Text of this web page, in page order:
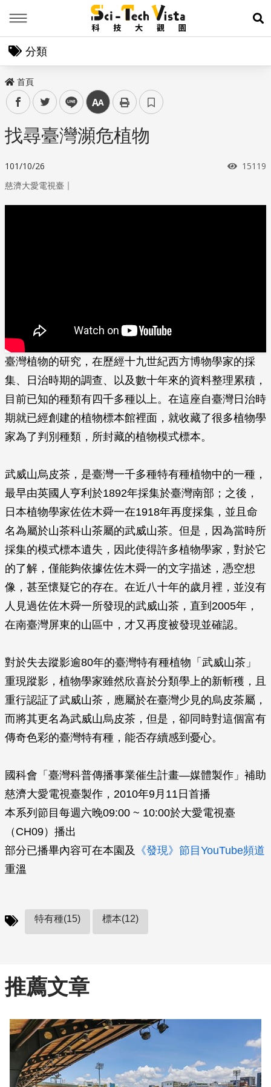
展
分類
首頁
facebooktwitter line 中
找尋臺灣瀕危植物
101/10/26 瀏覽次
15119
慈濟大愛電視臺 ｜
臺灣植物的研究，在歷經十九世紀西方博物學家的採
集、日治時期的調查、以及數十年來的資料整理累積，
目前已知的種類有四千多種以上。在這座自臺灣日治時
期就已經創建的植物­標本館裡面，就收藏了很多植物學
家為了判別種類，所封藏的植物模式標本。
武威山烏皮茶，是臺灣一千多種特有種植物中的一種，
最早由英國人亨利於1892年採集於臺灣南部；之後，
日本植物學家佐佐木舜一在1918年再度採集，並且命
名為屬於山­茶科山茶屬的武威山茶。但是，因為當時所
採集的模式標本遺失，因此使得許多植物學家，對於它
的了解，僅能夠依據佐佐木舜一的文字描述，憑空想
像，甚至懷疑它的存在。在近八­十年的歲月裡，並沒有
人見過佐佐木舜一所發現的武威山茶，直到2005年，
在南臺灣屏東的山區中，才又再度被發現並確認。
對於失去蹤影逾80年的臺灣特有種植物「武威山茶」
重現蹤影，植物學家雖然欣喜於分類學上的新斬穫，且
重行認証了武威山茶，應屬於在臺灣少見的烏皮茶屬，
而將其更名為武威­山烏皮茶，但是，卻同時對這個富有
傳奇色彩的臺灣特有種，能否存續感到憂心。
國科會「臺灣科普傳播事業催生計畫—媒體製作」補助
慈濟大愛電視臺製作，2010年9月11日首播
本系列節目每週六晚09:00 ~ 10:00於大愛電視臺
（CH09）播出
部分已播畢內容可在本園及
《發現》節目YouTube頻道
重溫
特有種(15) 標本(12)
推薦文章